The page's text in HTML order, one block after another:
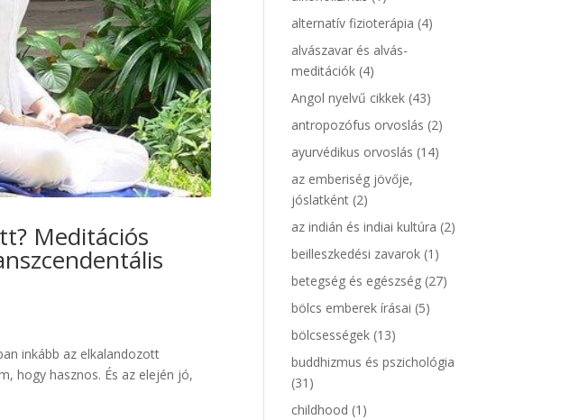
Meditációs
inkább az elkalandozott
hogy hasznos. És az elején jó,
alternatív fizioterápia (4)
alvászavar és alvás-
meditációk (4)
Angol nyelvű cikkek (43)
antropozófus orvoslás (2)
ayurvédikus orvoslás (14)
az emberiség jövője,
jóslatként (2)
az indián és indiai kultúra (2)
beilleszkedési zavarok (1)
betegség és egészség (27)
bölcs emberek írásai (5)
bölcsességek (13)
buddhizmus és pszichológia
(31)
childhood (1)